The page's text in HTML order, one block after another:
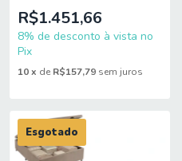
158x198x65cm King Espuma
R$1.451,66
8% de desconto à vista no
Pix
10 x de R$157,79 sem juros
Esgotado